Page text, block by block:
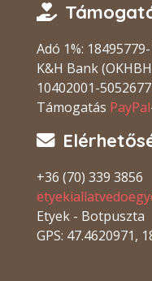
Adó 1%:
K&H Bank
10402001-
Támogatás PayPal
+36 (70) 339 3856
Etyek - Botpuszta
GPS: 47.4620971,